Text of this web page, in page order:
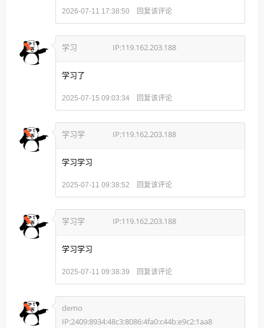
2026-07-11 17:38:50 回复该评论
学习 IP:119.162.203.188
学习了
2025-07-15 09:03:34 回复该评论
学习学 IP:119.162.203.188
学习学习
2025-07-11 09:38:52 回复该评论
学习学 IP:119.162.203.188
学习学习
2025-07-11 09:38:39 回复该评论
demo
IP:2409:8934:48c3:8086:4fa0:c44b:e9c2:1aa8